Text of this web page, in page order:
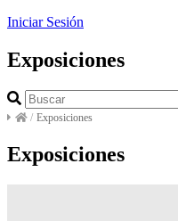
Iniciar Sesión
Exposiciones
/ Exposiciones
Exposiciones